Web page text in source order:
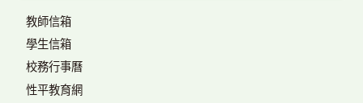
教師信箱
學生信箱
校務行事曆
性平教育網